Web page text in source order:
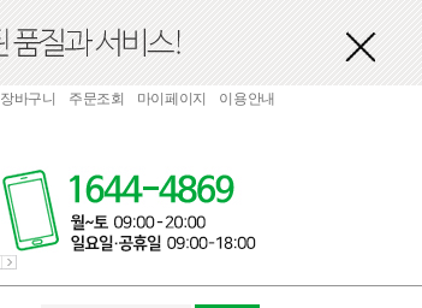
장바구니 주문조회 마이페이지 이용안내